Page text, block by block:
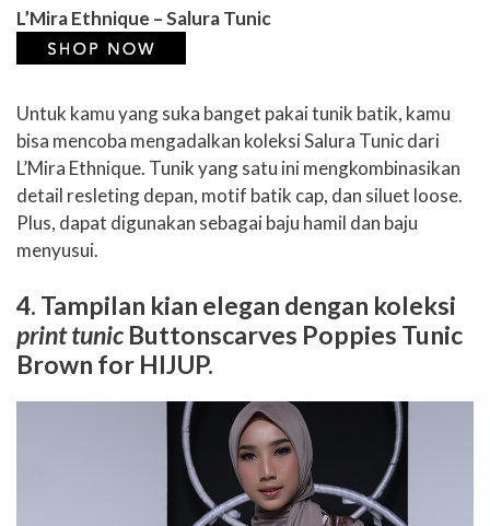
L’Mira Ethnique – Salura Tunic
Untuk kamu yang suka banget pakai tunik batik, kamu
bisa mencoba mengadalkan koleksi Salura Tunic dari
L’Mira Ethnique. Tunik yang satu ini mengkombinasikan
detail resleting depan, motif batik cap, dan siluet loose.
Plus, dapat digunakan sebagai baju hamil dan baju
menyusui.
4. Tampilan kian elegan dengan koleksi
print tunic Buttonscarves Poppies Tunic
Brown for HIJUP.